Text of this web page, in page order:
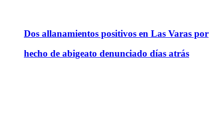
Dos allanamientos positivos en Las Varas por
hecho de abigeato denunciado días atrás